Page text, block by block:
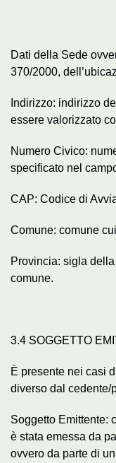
Dati della Sede
370/2000,
Indirizzo: indirizzo
essere valorizzato
Numero Civico:
specificato nel
CAP: Codice di
Comune: comune
Provincia: sigla
comune.
3.4 SOGGETTO
È presente nei casi
diverso dal cedente/
Soggetto Emittente:
è stata emessa da
ovvero da parte di